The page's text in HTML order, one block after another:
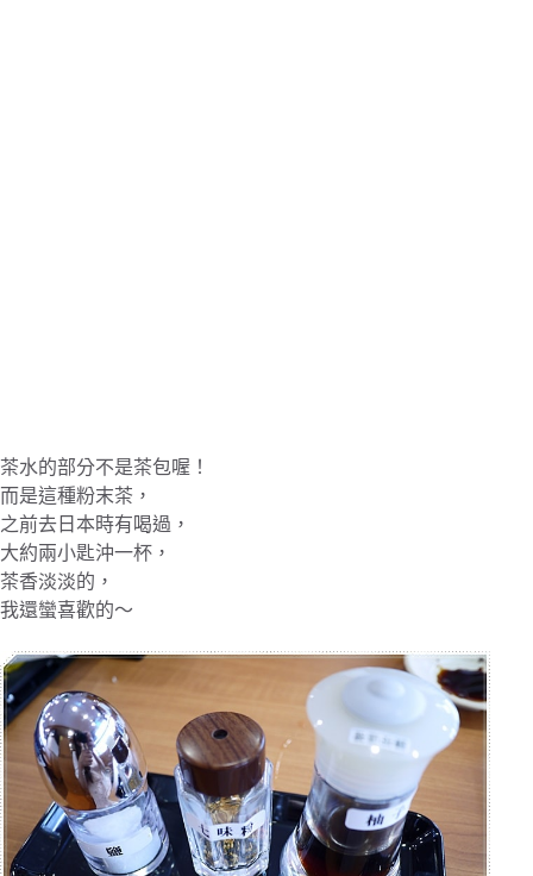
茶水的部分不是茶包喔！
而是這種粉末茶，
之前去日本時有喝過，
大約兩小匙沖一杯，
茶香淡淡的，
我還蠻喜歡的～